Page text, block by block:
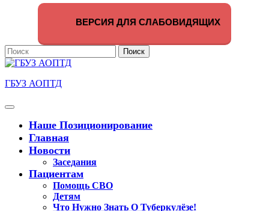
Перейти
ВЕРСИЯ ДЛЯ СЛАБОВИДЯЩИХ
Поиск
по:
ГБУЗ АОПТД
Кнопка
ОткрытьНаше Позиционирование
Главная
Новости
Заседания
Пациентам
Помощь СВО
Детям
Что Нужно Знать О Туберкулёзе!